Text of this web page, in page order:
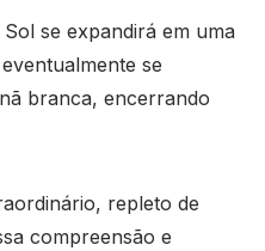
se expandirá em uma
se
branca, encerrando
repleto de
compreensão e